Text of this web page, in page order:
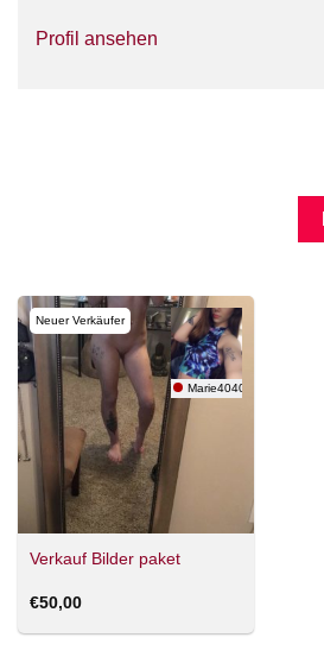
Profil ansehen
Neuer Verkäufer
Marie4040
Verkauf Bilder paket
€50,00